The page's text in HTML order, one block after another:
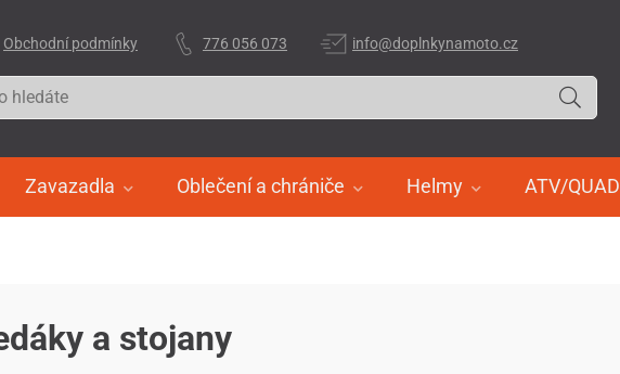
Zavazadla Oblečení a chrániče Helmy ATV/QUAD
Obchodní podmínky 776 056 073 info@doplnkynamoto.cz
a stojany